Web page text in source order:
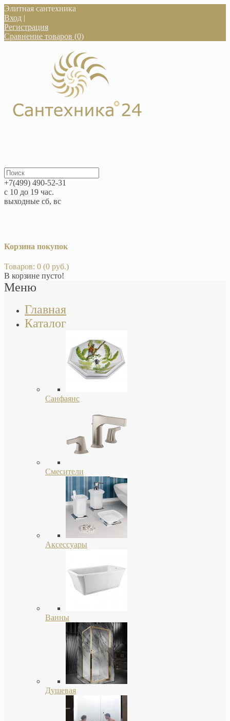
Элитная сантехника
Вход |
Регистрация
Сравнение товаров (0)
+7(499) 490-52-31
с 10 до 19 час.
выходные сб, вс
Корзина покупок
Товаров: 0 (0 руб.)
В корзине пусто!
Меню
Главная
Каталог
Санфаянс
Смесители
Аксессуары
Ванны
Душевая